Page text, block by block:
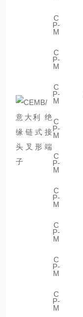
C
P-
M
C
P-
M
C
P-
M
C
P-
M
C
P-
M
C
P-
M
C
P-
M
C
P-
M
C
P-
M